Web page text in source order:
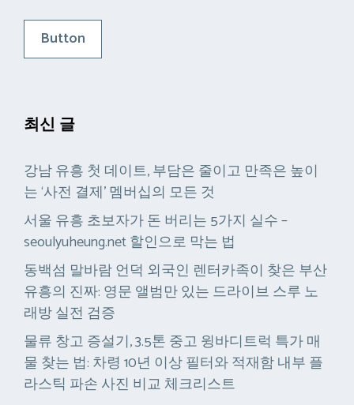
Button
최신 글
강남 유흥 첫 데이트, 부담은 줄이고 만족은 높이
는 ‘사전 결제’ 멤버십의 모든 것
서울 유흥 초보자가 돈 버리는 5가지 실수 –
seoulyuheung.net 할인으로 막는 법
동백섬 말바람 언덕 외국인 렌터카족이 찾은 부산
유흥의 진짜: 영문 앨범만 있는 드라이브 스루 노
래방 실전 검증
물류 창고 증설기, 3.5톤 중고 윙바디트럭 특가 매
물 찾는 법: 차령 10년 이상 필터와 적재함 내부 플
라스틱 파손 사진 비교 체크리스트